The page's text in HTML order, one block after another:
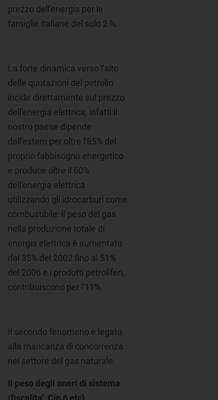
prezzo dell'energia per le
famiglie italiane del solo 2 %.
La forte dinamica verso l'alto
delle quotazioni del petrolio
incide direttamente sul prezzo
dell'energia elettrica; infatti il
nostro paese dipende
dall'estero per oltre l'85% del
proprio fabbisogno energetico
e produce oltre il 60%
dell'energia elettrica
utilizzando gli idrocarburi come
combustibile: il peso del gas
nella produzione totale di
energia elettrica è aumentato
dal 35% del 2002 fino al 51%
del 2006 e i prodotti petroliferi,
contribuiscono per l'11%.
Il secondo fenomeno è legato
alla mancanza di concorrenza
nel settore del gas naturale.
Il peso degli oneri di sistema
(fiscalita', Cip 6 etc)